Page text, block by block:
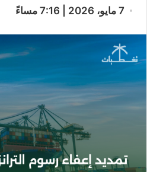
7 مايو، 2026 | 7:16 مساءً